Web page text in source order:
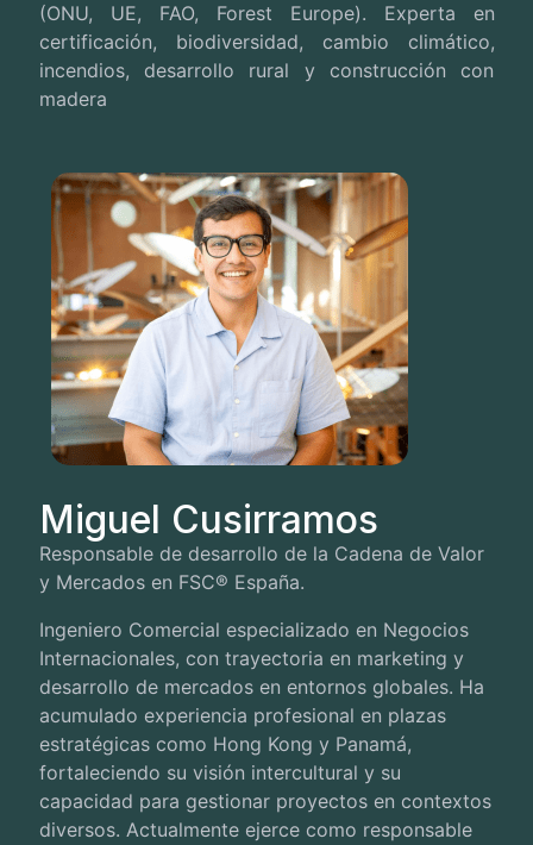
(ONU, UE, FAO, Forest Europe). Experta en
certificación, biodiversidad, cambio climático,
incendios, desarrollo rural y construcción con
madera
Miguel Cusirramos
Responsable de desarrollo de la Cadena de Valor
y Mercados en FSC® España.
Ingeniero Comercial especializado en Negocios
Internacionales, con trayectoria en marketing y
desarrollo de mercados en entornos globales. Ha
acumulado experiencia profesional en plazas
estratégicas como Hong Kong y Panamá,
fortaleciendo su visión intercultural y su
capacidad para gestionar proyectos en contextos
diversos. Actualmente ejerce como responsable